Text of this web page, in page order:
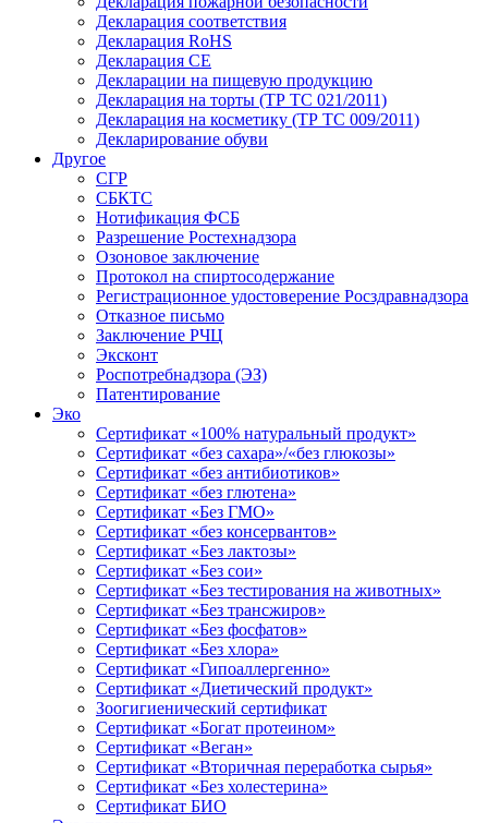
Декларация соответствия
Декларация RoHS
Декларация СЕ
Декларации на пищевую продукцию
Декларация на торты (ТР ТС 021/2011)
Декларация на косметику (ТР ТС 009/2011)
Декларирование обуви
Другое
СГР
СБКТС
Нотификация ФСБ
Разрешение Ростехнадзора
Озоновое заключение
Протокол на спиртосодержание
Регистрационное удостоверение Росздравнадзора
Отказное письмо
Заключение РЧЦ
Эксконт
Роспотребнадзора (ЭЗ)
Патентирование
Эко
Сертификат «100% натуральный продукт»
Сертификат «без сахара»/«без глюкозы»
Сертификат «без антибиотиков»
Сертификат «без глютена»
Сертификат «Без ГМО»
Сертификат «без консервантов»
Сертификат «Без лактозы»
Сертификат «Без сои»
Сертификат «Без тестирования на животных»
Сертификат «Без трансжиров»
Сертификат «Без фосфатов»
Сертификат «Без хлора»
Сертификат «Гипоаллергенно»
Сертификат «Диетический продукт»
Зоогигиенический сертификат
Сертификат «Богат протеином»
Сертификат «Веган»
Сертификат «Вторичная переработка сырья»
Сертификат «Без холестерина»
Сертификат БИО